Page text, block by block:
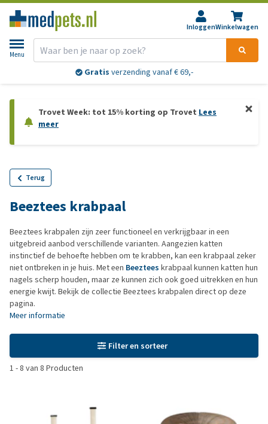
InloggenWinkelwagen
Menu
Gratis verzending vanaf € 69,-
Trovet Week: tot 15% korting op Trovet Lees
meer
Terug
Beeztees krabpaal
Beeztees krabpalen zijn zeer functioneel en verkrijgbaar in een
uitgebreid aanbod verschillende varianten. Aangezien katten
instinctief de behoefte hebben om te krabben, kan een krabpaal zeker
niet ontbreken in je huis. Met een Beeztees krabpaal kunnen katten hun
nagels scherp houden, maar ze kunnen zich ook goed uitrekken en hun
energie kwijt. Bekijk de collectie Beeztees krabpalen direct op deze
pagina.
Meer informatie
Filter en sorteer
1 -8 van 8 Producten